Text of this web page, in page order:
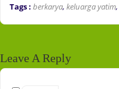
Tags : berkarya, keluarga yatim,
Leave A Reply